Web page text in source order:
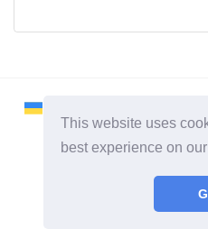
This website uses
best experience on
2026 ©
Alle